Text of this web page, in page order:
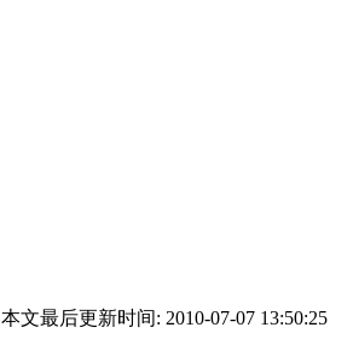
本文最后更新时间: 2010-07-07